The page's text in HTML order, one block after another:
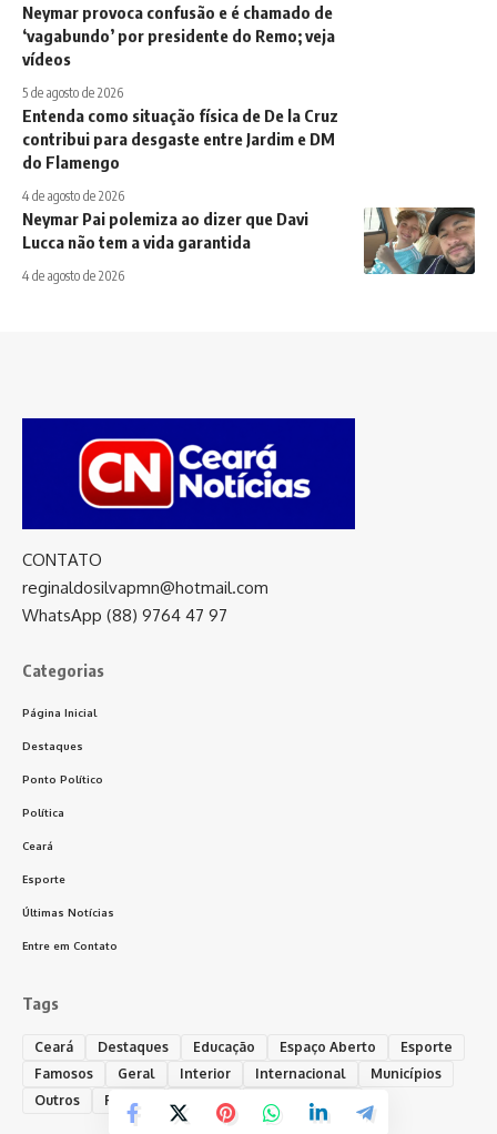
Neymar provoca confusão e é chamado de
‘vagabundo’ por presidente do Remo; veja
vídeos
5 de agosto de 2026
Entenda como situação física de De la Cruz
contribui para desgaste entre Jardim e DM
do Flamengo
4 de agosto de 2026
Neymar Pai polemiza ao dizer que Davi
Lucca não tem a vida garantida
4 de agosto de 2026
CONTATO
reginaldosilvapmn@hotmail.com
WhatsApp (88) 9764 47 97
Categorias
Página Inicial
Destaques
Ponto Político
Política
Ceará
Esporte
Últimas Notícias
Entre em Contato
Tags
Ceará Destaques Educação Espaço Aberto
Esporte
Famosos
Geral Interior Internacional
Municípios
Outros
Policial Política Ponto Político